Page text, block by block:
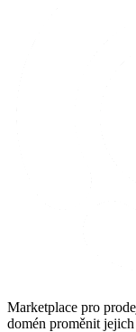
Marketplace pro
domén proměnit